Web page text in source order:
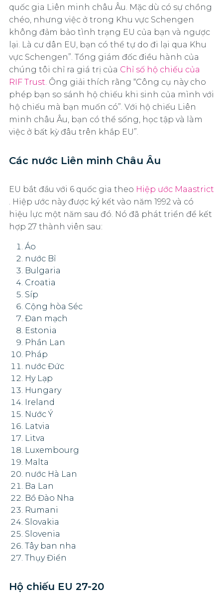
quốc gia Liên minh châu Âu. Mặc dù có sự chồng
chéo, nhưng việc ở trong Khu vực Schengen
không đảm bảo tình trạng EU của bạn và ngược
lại. Là cư dân EU, bạn có thể tự do đi lại qua Khu
vực Schengen”. Tổng giám đốc điều hành của
chúng tôi chỉ ra giá trị của Chỉ số hộ chiếu của
RIF Trust. Ông giải thích rằng “Công cụ này cho
phép bạn so sánh hộ chiếu khi sinh của mình với
hộ chiếu mà bạn muốn có”. Với hộ chiếu Liên
minh châu Âu, bạn có thể sống, học tập và làm
việc ở bất kỳ đâu trên khắp EU”.
Các nước Liên minh Châu Âu
EU bắt đầu với 6 quốc gia theo Hiệp ước Maastrict
. Hiệp ước này được ký kết vào năm 1992 và có
hiệu lực một năm sau đó. Nó đã phát triển để kết
hợp 27 thành viên sau:
Áo
nước Bỉ
Bulgaria
Croatia
Síp
Cộng hòa Séc
Đan mạch
Estonia
Phần Lan
Pháp
nước Đức
Hy Lạp
Hungary
Ireland
Nước Ý
Latvia
Litva
Luxembourg
Malta
nước Hà Lan
Ba Lan
Bồ Đào Nha
Rumani
Slovakia
Slovenia
Tây ban nha
Thụy Điển
Hộ chiếu EU 27-20